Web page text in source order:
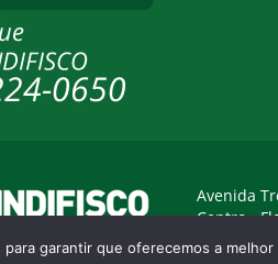
Avenida
Centro -
para garantir que oferecemos a